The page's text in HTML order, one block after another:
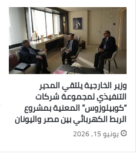
وزير الخارجية يلتقي المدير
التنفيذي لمجموعة شركات
“كوبيلوزوس” المعنية بمشروع
الربط الكهربائي بين مصر واليونان
يونيو 15, 2026